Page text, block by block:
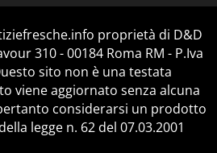
proprietà di D&D
310 - 00184 Roma RM - P.Iva
sito non è una testata
viene aggiornato senza alcuna
considerarsi un prodotto
legge n. 62 del 07.03.2001